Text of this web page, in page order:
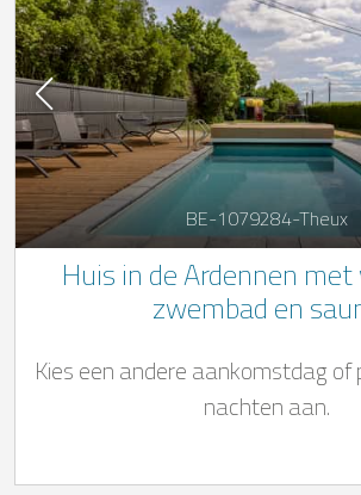
BE-1079284-Theux
Huis in de Ardennen
zwembad en
Kies een andere aankomstdag
nachten aan.